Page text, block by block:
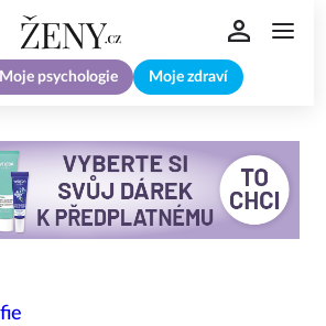
Moje psychologie Moje zdraví